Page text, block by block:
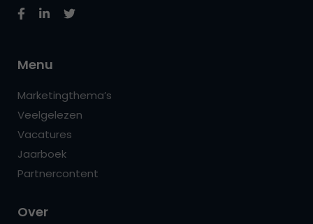
Menu
Marketingthema’s
Veelgelezen
Vacatures
Jaarboek
Partnercontent
Over